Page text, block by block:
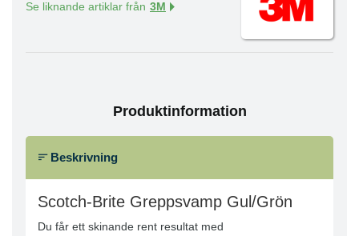
Se liknande artiklar från 3M
Produktinformation
Beskrivning
Scotch-Brite Greppsvamp Gul/Grön
Du får ett skinande rent resultat med